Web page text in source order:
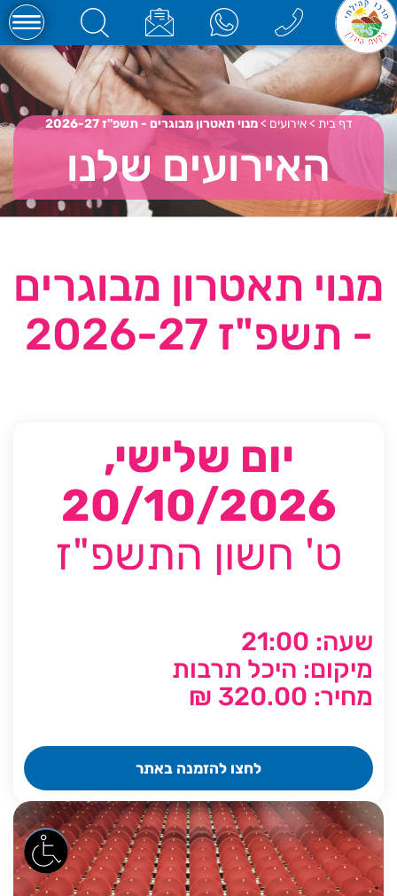
דף בית > אירועים > מנוי תאטרון מבוגרים - תשפ"ז 2026-27
האירועים שלנו
מנוי תאטרון מבוגרים
- תשפ"ז 2026-27
יום שלישי,
20/10/2026
ט' חשון התשפ"ז
שעה: 21:00
מיקום: היכל תרבות
מחיר: 320.00 ₪
לחצו להזמנה באתר